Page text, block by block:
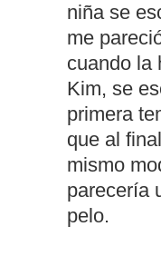
niña se
me
cuando la
Kim, se
primera
que al
mismo
parecería
pelo.